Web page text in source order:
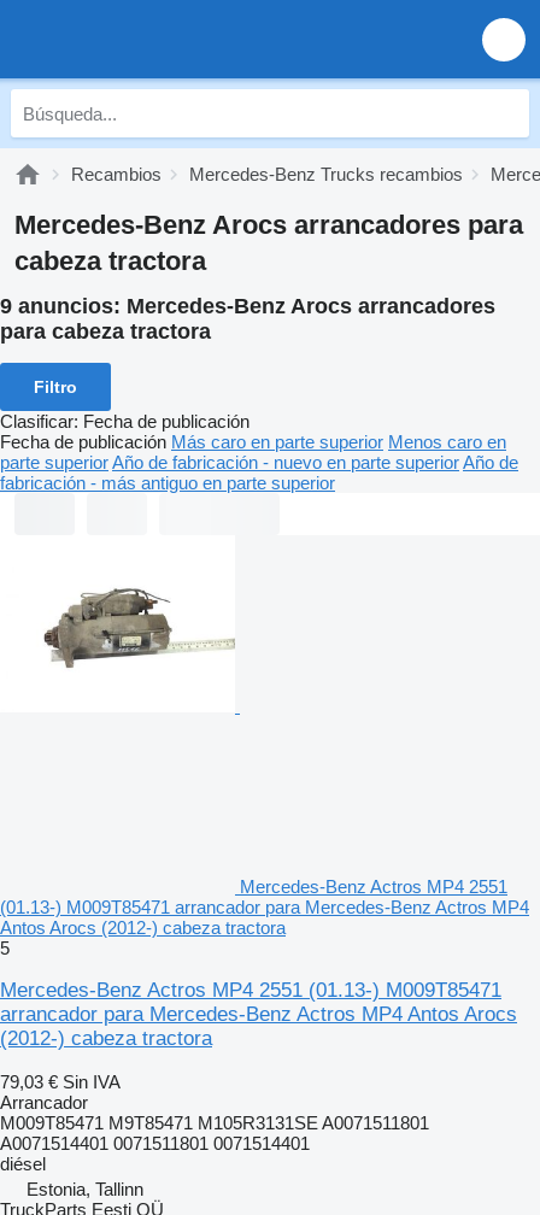
Recambios Mercedes-Benz Trucks recambios
Mercedes-Benz Arocs arrancadores para
cabeza tractora
9 anuncios: Mercedes-Benz Arocs arrancadores
para cabeza tractora
Filtro
Clasificar: Fecha de publicación
Fecha de publicación Más caro en parte superior Menos caro en
parte superiorAño de fabricación - nuevo en parte superiorAño de
fabricación - más antiguo en parte superior
Mercedes-Benz Actros MP4 2551
(01.13-) M009T85471 arrancador para Mercedes-Benz Actros MP4
Antos Arocs (2012-) cabeza tractora
5
Mercedes-Benz Actros MP4 2551 (01.13-) M009T85471
arrancador para Mercedes-Benz Actros MP4 Antos Arocs
(2012-) cabeza tractora
79,03 € Sin IVA
Arrancador
M009T85471 M9T85471 M105R3131SE A0071511801
A0071514401 0071511801 0071514401
diésel
Estonia, Tallinn
TruckParts Eesti OÜ